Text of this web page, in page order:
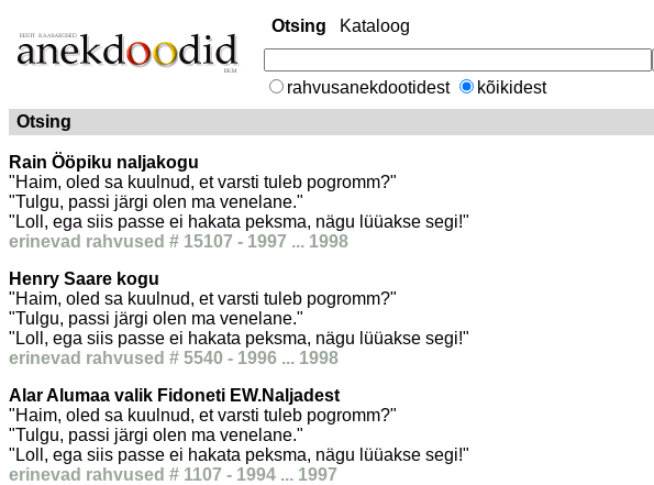
Otsing
Kataloog
rahvusanekdootidest
kõikidest
Otsing
Rain Ööpiku naljakogu
"Haim, oled sa kuulnud, et varsti tuleb pogromm?"
"Tulgu, passi järgi olen ma venelane."
"Loll, ega siis passe ei hakata peksma, nägu lüüakse segi!"
erinevad rahvused # 15107 - 1997 ... 1998
Henry Saare kogu
"Haim, oled sa kuulnud, et varsti tuleb pogromm?"
"Tulgu, passi järgi olen ma venelane."
"Loll, ega siis passe ei hakata peksma, nägu lüüakse segi!"
erinevad rahvused # 5540 - 1996 ... 1998
Alar Alumaa valik Fidoneti EW.Naljadest
"Haim, oled sa kuulnud, et varsti tuleb pogromm?"
"Tulgu, passi järgi olen ma venelane."
"Loll, ega siis passe ei hakata peksma, nägu lüüakse segi!"
erinevad rahvused # 1107 - 1994 ... 1997